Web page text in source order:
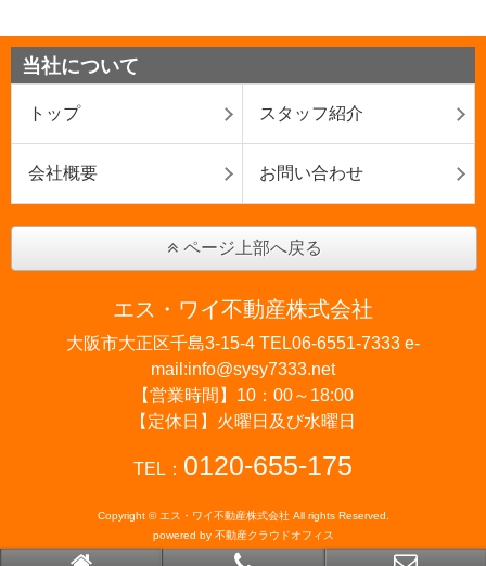
当社について
トップ スタッフ紹介
会社概要 お問い合わせ
ページ上部へ戻る
エス・ワイ不動産株式会社
大阪市大正区千島3-15-4 TEL06-6551-7333 e-
mail:info@sysy7333.net
【営業時間】10：00～18:00
【定休日】火曜日及び水曜日
TEL： 0120-655-175
Copyright © エス・ワイ不動産株式会社 All rights Reserved.
powered by 不動産クラウドオフィス